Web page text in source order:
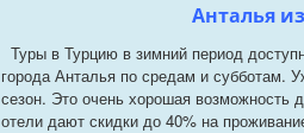
Анталья
Туры в Турцию в зимний период
города Анталья по средам и субботам.
сезон. Это очень хорошая возможность
отели дают скидки до 40% на